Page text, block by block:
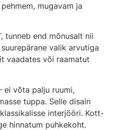
mugavam ja
tunneb end mõnusalt nii
valik arvutiga
vaadates või raamatut
ei võta palju ruumi,
tuppa. Selle disain
interjööri. Kott-
hinnatum puhkekoht.